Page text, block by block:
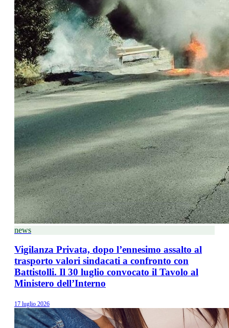
news
Vigilanza Privata, dopo l’ennesimo assalto al
trasporto valori sindacati a confronto con
Battistolli. Il 30 luglio convocato il Tavolo al
Ministero dell’Interno
17 luglio 2026